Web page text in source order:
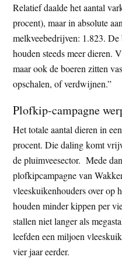
Relatief daalde het aantal
procent), maar in absolute
melkveebedrijven: 1.823.
houden steeds meer dieren.
maar ook de boeren zitten
opschalen, of verdwijnen.”
Plofkip-campagne
Het totale aantal dieren in
procent. Die daling komt
de pluimveesector. Mede
plofkipcampagne van
vleeskuikenhouders over op
houden minder kippen per
stallen niet langer als
leefden een miljoen
vier jaar eerder.